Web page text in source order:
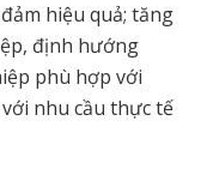
hiệu quả; tăng
định hướng
phù hợp với
nhu cầu thực tế